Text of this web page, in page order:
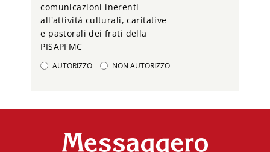
comunicazioni inerenti
all'attività culturali, caritative
e pastorali dei frati della
PISAPFMC
AUTORIZZO NON AUTORIZZO